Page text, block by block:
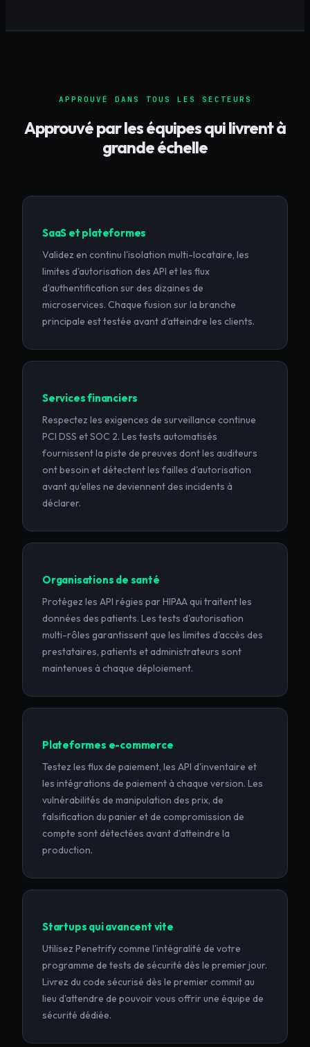
APPROUVÉ DANS TOUS LES SECTEURS
Approuvé par les équipes qui livrent à
grande échelle
SaaS et plateformes
Validez en continu l'isolation multi-locataire, les
limites d'autorisation des API et les flux
d'authentification sur des dizaines de
microservices. Chaque fusion sur la branche
principale est testée avant d'atteindre les clients.
Services financiers
Respectez les exigences de surveillance continue
PCI DSS et SOC 2. Les tests automatisés
fournissent la piste de preuves dont les auditeurs
ont besoin et détectent les failles d'autorisation
avant qu'elles ne deviennent des incidents à
déclarer.
Organisations de santé
Protégez les API régies par HIPAA qui traitent les
données des patients. Les tests d'autorisation
multi-rôles garantissent que les limites d'accès des
prestataires, patients et administrateurs sont
maintenues à chaque déploiement.
Plateformes e-commerce
Testez les flux de paiement, les API d'inventaire et
les intégrations de paiement à chaque version. Les
vulnérabilités de manipulation des prix, de
falsification du panier et de compromission de
compte sont détectées avant d'atteindre la
production.
Startups qui avancent vite
Utilisez Penetrify comme l'intégralité de votre
programme de tests de sécurité dès le premier jour.
Livrez du code sécurisé dès le premier commit au
lieu d'attendre de pouvoir vous offrir une équipe de
sécurité dédiée.